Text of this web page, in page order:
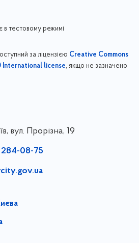
в тестовому режимі
за ліцензією Creative Commons
license, якщо не зазначено
вул. Прорізна, 19
08-75